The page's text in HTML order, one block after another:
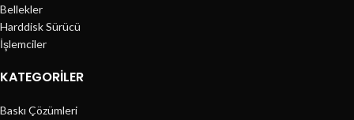
Bellekler
Harddisk Sürücü
İşlemciler
KATEGORILER
Baskı Çözümleri